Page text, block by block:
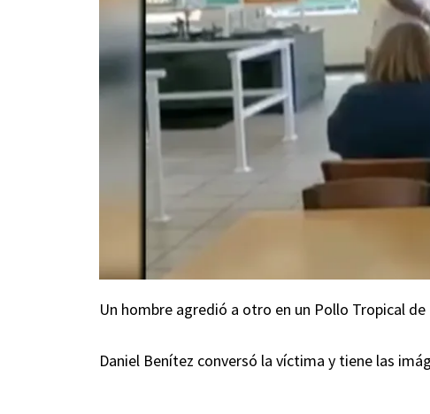
Un hombre agredió a otro en un Pollo Tropical de
Daniel Benítez conversó la víctima y tiene las